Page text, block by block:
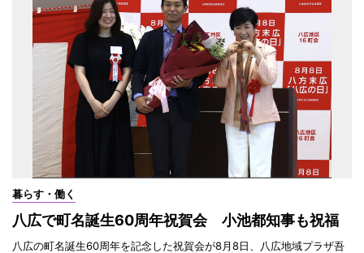
暮らす・働く
八広で町名誕生60周年祝賀会 小池都知事も祝福
八広の町名誕生60周年を記念した祝賀会が8月8日、八広地域プラザ吾